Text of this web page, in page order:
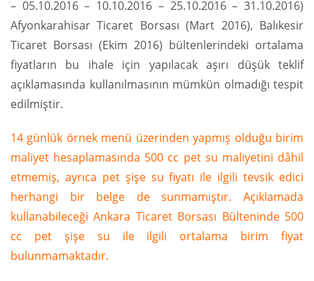
– 05.10.2016 – 10.10.2016 – 25.10.2016 – 31.10.2016)
Afyonkarahisar Ticaret Borsası (Mart 2016), Balıkesir
Ticaret Borsası (Ekim 2016) bültenlerindeki ortalama
fiyatların bu ihale için yapılacak aşırı düşük teklif
açıklamasında kullanılmasının mümkün olmadığı tespit
edilmiştir.
14 günlük örnek menü üzerinden yapmış olduğu birim
maliyet hesaplamasında 500 cc pet su maliyetini dâhil
etmemiş, ayrıca pet şişe su fiyatı ile ilgili tevsik edici
herhangi bir belge de sunmamıştır. Açıklamada
kullanabileceği Ankara Ticaret Borsası Bülteninde 500
cc pet şişe su ile ilgili ortalama birim fiyat
bulunmamaktadır.